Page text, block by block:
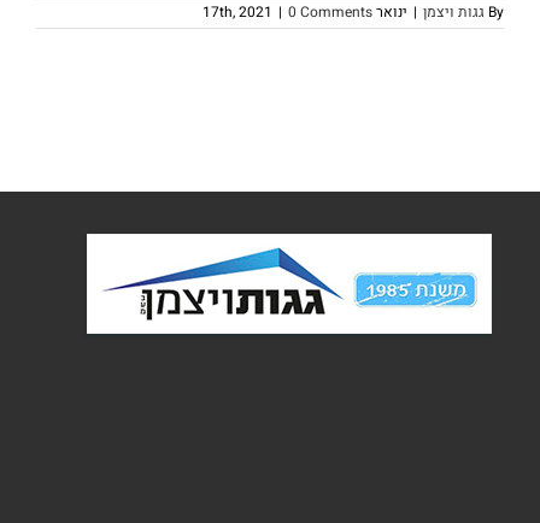
By גגות ויצמן | ינואר 17th, 2021 | 0 Comments